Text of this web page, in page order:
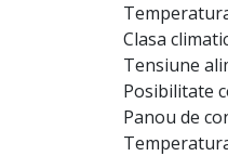
Clasa
Tensiune
Posibilitate
Panou de